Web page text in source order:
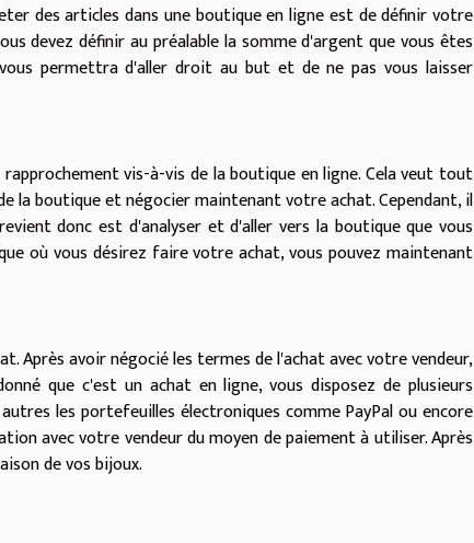
des articles dans une boutique en ligne est de définir votre
devez définir au préalable la somme d'argent que vous êtes
permettra d'aller droit au but et de ne pas vous laisser
vis-à-vis de la boutique en ligne. Cela veut tout
la boutique et négocier maintenant votre achat. Cependant, il
donc est d'analyser et d'aller vers la boutique que vous
où vous désirez faire votre achat, vous pouvez maintenant
Après avoir négocié les termes de l'achat avec votre vendeur,
que c'est un achat en ligne, vous disposez de plusieurs
les portefeuilles électroniques comme PayPal ou encore
avec votre vendeur du moyen de paiement à utiliser. Après
de vos bijoux.